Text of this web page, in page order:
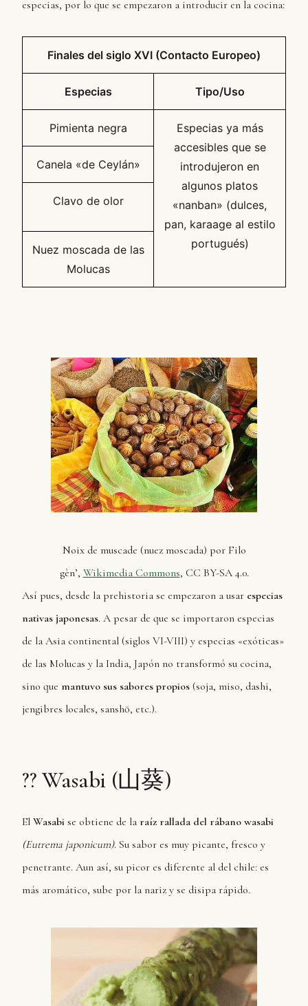
especias, por lo que se empezaron a introducir en la cocina:
Finales del siglo XVI (Contacto Europeo)
Especias Tipo/Uso
Pimienta negra
Especias ya más
accesibles que se
introdujeron en
algunos platos
«nanban» (dulces,
pan, karaage al estilo
portugués)
Canela «de Ceylán»
Clavo de olor
Nuez moscada de las
Molucas
Noix de muscade (nuez moscada) por Filo
gèn’, Wikimedia Commons, CC BY-SA 4.0.
Así pues, desde la prehistoria se empezaron a usar especias
nativas japonesas. A pesar de que se importaron especias
de la Asia continental (siglos VI-VIII) y especias «exóticas»
de las Molucas y la India, Japón no transformó su cocina,
sino que mantuvo sus sabores propios (soja, miso, dashi,
jengibres locales, sanshō, etc.).
?? Wasabi (山葵)
El Wasabi se obtiene de la raíz rallada del rábano wasabi
(Eutrema japonicum). Su sabor es muy picante, fresco y
penetrante. Aun así, su picor es diferente al del chile: es
más aromático, sube por la nariz y se disipa rápido.